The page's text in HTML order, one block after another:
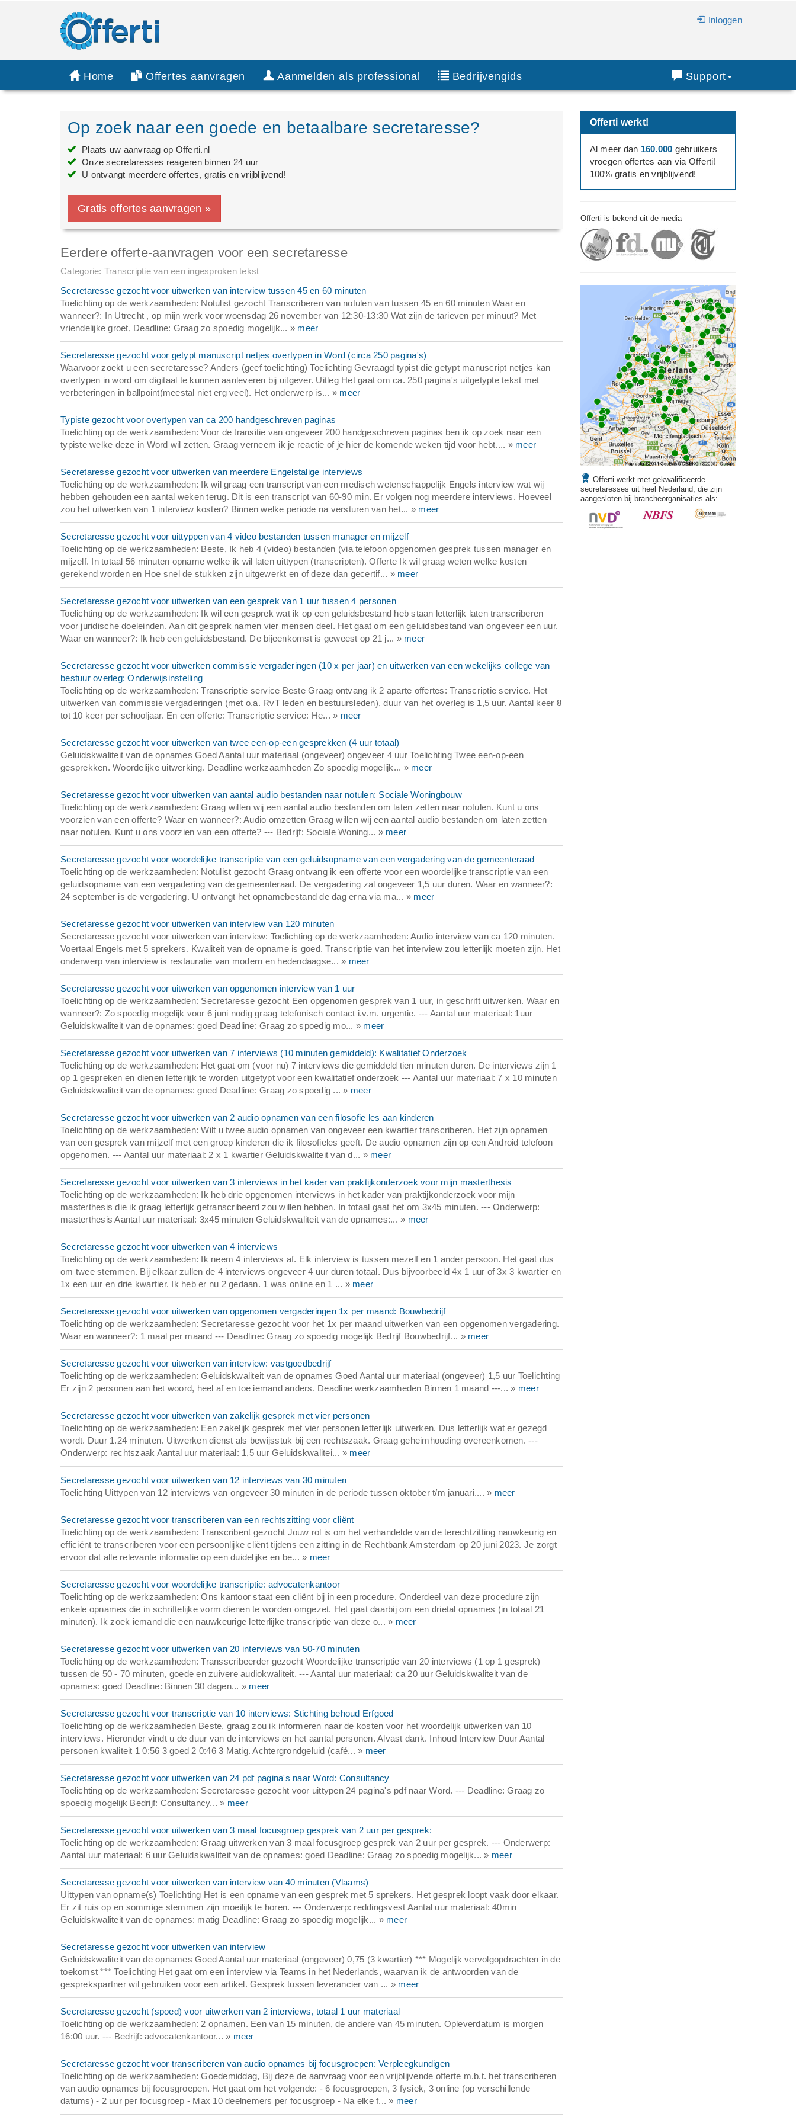
Inloggen
Home Offertes aanvragen Aanmelden als professional Bedrijvengids Support
Op zoek naar een goede en betaalbare secretaresse?
Plaats uw aanvraag op Offerti.nl
Onze secretaresses reageren binnen 24 uur
U ontvangt meerdere offertes, gratis en vrijblijvend!
Gratis offertes aanvragen »
Eerdere offerte-aanvragen voor een secretaresse
Categorie: Transcriptie van een ingesproken tekst
Secretaresse gezocht voor uitwerken van interview tussen 45 en 60 minuten
Toelichting op de werkzaamheden: Notulist gezocht Transcriberen van notulen van tussen 45 en 60 minuten Waar en
wanneer?: In Utrecht , op mijn werk voor woensdag 26 november van 12:30-13:30 Wat zijn de tarieven per minuut? Met
vriendelijke groet, Deadline: Graag zo spoedig mogelijk... » meer
Secretaresse gezocht voor getypt manuscript netjes overtypen in Word (circa 250 pagina's)
Waarvoor zoekt u een secretaresse? Anders (geef toelichting) Toelichting Gevraagd typist die getypt manuscript netjes kan
overtypen in word om digitaal te kunnen aanleveren bij uitgever. Uitleg Het gaat om ca. 250 pagina's uitgetypte tekst met
verbeteringen in ballpoint(meestal niet erg veel). Het onderwerp is... » meer
Typiste gezocht voor overtypen van ca 200 handgeschreven paginas
Toelichting op de werkzaamheden: Voor de transitie van ongeveer 200 handgeschreven paginas ben ik op zoek naar een
typiste welke deze in Word wil zetten. Graag verneem ik je reactie of je hier de komende weken tijd voor hebt.... » meer
Secretaresse gezocht voor uitwerken van meerdere Engelstalige interviews
Toelichting op de werkzaamheden: Ik wil graag een transcript van een medisch wetenschappelijk Engels interview wat wij
hebben gehouden een aantal weken terug. Dit is een transcript van 60-90 min. Er volgen nog meerdere interviews. Hoeveel
zou het uitwerken van 1 interview kosten? Binnen welke periode na versturen van het... » meer
Secretaresse gezocht voor uittyppen van 4 video bestanden tussen manager en mijzelf
Toelichting op de werkzaamheden: Beste, Ik heb 4 (video) bestanden (via telefoon opgenomen gesprek tussen manager en
mijzelf. In totaal 56 minuten opname welke ik wil laten uittypen (transcripten). Offerte Ik wil graag weten welke kosten
gerekend worden en Hoe snel de stukken zijn uitgewerkt en of deze dan gecertif... » meer
Secretaresse gezocht voor uitwerken van een gesprek van 1 uur tussen 4 personen
Toelichting op de werkzaamheden: Ik wil een gesprek wat ik op een geluidsbestand heb staan letterlijk laten transcriberen
voor juridische doeleinden. Aan dit gesprek namen vier mensen deel. Het gaat om een geluidsbestand van ongeveer een uur.
Waar en wanneer?: Ik heb een geluidsbestand. De bijeenkomst is geweest op 21 j... » meer
Secretaresse gezocht voor uitwerken commissie vergaderingen (10 x per jaar) en uitwerken van een wekelijks college van
bestuur overleg: Onderwijsinstelling
Toelichting op de werkzaamheden: Transcriptie service Beste Graag ontvang ik 2 aparte offertes: Transcriptie service. Het
uitwerken van commissie vergaderingen (met o.a. RvT leden en bestuursleden), duur van het overleg is 1,5 uur. Aantal keer 8
tot 10 keer per schooljaar. En een offerte: Transcriptie service: He... » meer
Secretaresse gezocht voor uitwerken van twee een-op-een gesprekken (4 uur totaal)
Geluidskwaliteit van de opnames Goed Aantal uur materiaal (ongeveer) ongeveer 4 uur Toelichting Twee een-op-een
gesprekken. Woordelijke uitwerking. Deadline werkzaamheden Zo spoedig mogelijk... » meer
Secretaresse gezocht voor uitwerken van aantal audio bestanden naar notulen: Sociale Woningbouw
Toelichting op de werkzaamheden: Graag willen wij een aantal audio bestanden om laten zetten naar notulen. Kunt u ons
voorzien van een offerte? Waar en wanneer?: Audio omzetten Graag willen wij een aantal audio bestanden om laten zetten
naar notulen. Kunt u ons voorzien van een offerte? --- Bedrijf: Sociale Woning... » meer
Secretaresse gezocht voor woordelijke transcriptie van een geluidsopname van een vergadering van de gemeenteraad
Toelichting op de werkzaamheden: Notulist gezocht Graag ontvang ik een offerte voor een woordelijke transcriptie van een
geluidsopname van een vergadering van de gemeenteraad. De vergadering zal ongeveer 1,5 uur duren. Waar en wanneer?:
24 september is de vergadering. U ontvangt het opnamebestand de dag erna via ma... » meer
Secretaresse gezocht voor uitwerken van interview van 120 minuten
Secretaresse gezocht voor uitwerken van interview: Toelichting op de werkzaamheden: Audio interview van ca 120 minuten.
Voertaal Engels met 5 sprekers. Kwaliteit van de opname is goed. Transcriptie van het interview zou letterlijk moeten zijn. Het
onderwerp van interview is restauratie van modern en hedendaagse... » meer
Secretaresse gezocht voor uitwerken van opgenomen interview van 1 uur
Toelichting op de werkzaamheden: Secretaresse gezocht Een opgenomen gesprek van 1 uur, in geschrift uitwerken. Waar en
wanneer?: Zo spoedig mogelijk voor 6 juni nodig graag telefonisch contact i.v.m. urgentie. --- Aantal uur materiaal: 1uur
Geluidskwaliteit van de opnames: goed Deadline: Graag zo spoedig mo... » meer
Secretaresse gezocht voor uitwerken van 7 interviews (10 minuten gemiddeld): Kwalitatief Onderzoek
Toelichting op de werkzaamheden: Het gaat om (voor nu) 7 interviews die gemiddeld tien minuten duren. De interviews zijn 1
op 1 gespreken en dienen letterlijk te worden uitgetypt voor een kwalitatief onderzoek --- Aantal uur materiaal: 7 x 10 minuten
Geluidskwaliteit van de opnames: goed Deadline: Graag zo spoedig ... » meer
Secretaresse gezocht voor uitwerken van 2 audio opnamen van een filosofie les aan kinderen
Toelichting op de werkzaamheden: Wilt u twee audio opnamen van ongeveer een kwartier transcriberen. Het zijn opnamen
van een gesprek van mijzelf met een groep kinderen die ik filosofieles geeft. De audio opnamen zijn op een Android telefoon
opgenomen. --- Aantal uur materiaal: 2 x 1 kwartier Geluidskwaliteit van d... » meer
Secretaresse gezocht voor uitwerken van 3 interviews in het kader van praktijkonderzoek voor mijn masterthesis
Toelichting op de werkzaamheden: Ik heb drie opgenomen interviews in het kader van praktijkonderzoek voor mijn
masterthesis die ik graag letterlijk getranscribeerd zou willen hebben. In totaal gaat het om 3x45 minuten. --- Onderwerp:
masterthesis Aantal uur materiaal: 3x45 minuten Geluidskwaliteit van de opnames:... » meer
Secretaresse gezocht voor uitwerken van 4 interviews
Toelichting op de werkzaamheden: Ik neem 4 interviews af. Elk interview is tussen mezelf en 1 ander persoon. Het gaat dus
om twee stemmen. Bij elkaar zullen de 4 interviews ongeveer 4 uur duren totaal. Dus bijvoorbeeld 4x 1 uur of 3x 3 kwartier en
1x een uur en drie kwartier. Ik heb er nu 2 gedaan. 1 was online en 1 ... » meer
Secretaresse gezocht voor uitwerken van opgenomen vergaderingen 1x per maand: Bouwbedrijf
Toelichting op de werkzaamheden: Secretaresse gezocht voor het 1x per maand uitwerken van een opgenomen vergadering.
Waar en wanneer?: 1 maal per maand --- Deadline: Graag zo spoedig mogelijk Bedrijf Bouwbedrijf... » meer
Secretaresse gezocht voor uitwerken van interview: vastgoedbedrijf
Toelichting op de werkzaamheden: Geluidskwaliteit van de opnames Goed Aantal uur materiaal (ongeveer) 1,5 uur Toelichting
Er zijn 2 personen aan het woord, heel af en toe iemand anders. Deadline werkzaamheden Binnen 1 maand ---... » meer
Secretaresse gezocht voor uitwerken van zakelijk gesprek met vier personen
Toelichting op de werkzaamheden: Een zakelijk gesprek met vier personen letterlijk uitwerken. Dus letterlijk wat er gezegd
wordt. Duur 1.24 minuten. Uitwerken dienst als bewijsstuk bij een rechtszaak. Graag geheimhouding overeenkomen. ---
Onderwerp: rechtszaak Aantal uur materiaal: 1,5 uur Geluidskwalitei... » meer
Secretaresse gezocht voor uitwerken van 12 interviews van 30 minuten
Toelichting Uittypen van 12 interviews van ongeveer 30 minuten in de periode tussen oktober t/m januari.... » meer
Secretaresse gezocht voor transcriberen van een rechtszitting voor cliënt
Toelichting op de werkzaamheden: Transcribent gezocht Jouw rol is om het verhandelde van de terechtzitting nauwkeurig en
efficiënt te transcriberen voor een persoonlijke cliënt tijdens een zitting in de Rechtbank Amsterdam op 20 juni 2023. Je zorgt
ervoor dat alle relevante informatie op een duidelijke en be... » meer
Secretaresse gezocht voor woordelijke transcriptie: advocatenkantoor
Toelichting op de werkzaamheden: Ons kantoor staat een cliënt bij in een procedure. Onderdeel van deze procedure zijn
enkele opnames die in schriftelijke vorm dienen te worden omgezet. Het gaat daarbij om een drietal opnames (in totaal 21
minuten). Ik zoek iemand die een nauwkeurige letterlijke transcriptie van deze o... » meer
Secretaresse gezocht voor uitwerken van 20 interviews van 50-70 minuten
Toelichting op de werkzaamheden: Transscribeerder gezocht Woordelijke transcriptie van 20 interviews (1 op 1 gesprek)
tussen de 50 - 70 minuten, goede en zuivere audiokwaliteit. --- Aantal uur materiaal: ca 20 uur Geluidskwaliteit van de
opnames: goed Deadline: Binnen 30 dagen... » meer
Secretaresse gezocht voor transcriptie van 10 interviews: Stichting behoud Erfgoed
Toelichting op de werkzaamheden Beste, graag zou ik informeren naar de kosten voor het woordelijk uitwerken van 10
interviews. Hieronder vindt u de duur van de interviews en het aantal personen. Alvast dank. Inhoud Interview Duur Aantal
personen kwaliteit 1 0:56 3 goed 2 0:46 3 Matig. Achtergrondgeluid (café... » meer
Secretaresse gezocht voor uitwerken van 24 pdf pagina's naar Word: Consultancy
Toelichting op de werkzaamheden: Secretaresse gezocht voor uittypen 24 pagina's pdf naar Word. --- Deadline: Graag zo
spoedig mogelijk Bedrijf: Consultancy... » meer
Secretaresse gezocht voor uitwerken van 3 maal focusgroep gesprek van 2 uur per gesprek:
Toelichting op de werkzaamheden: Graag uitwerken van 3 maal focusgroep gesprek van 2 uur per gesprek. --- Onderwerp:
Aantal uur materiaal: 6 uur Geluidskwaliteit van de opnames: goed Deadline: Graag zo spoedig mogelijk... » meer
Secretaresse gezocht voor uitwerken van interview van 40 minuten (Vlaams)
Uittypen van opname(s) Toelichting Het is een opname van een gesprek met 5 sprekers. Het gesprek loopt vaak door elkaar.
Er zit ruis op en sommige stemmen zijn moeilijk te horen. --- Onderwerp: reddingsvest Aantal uur materiaal: 40min
Geluidskwaliteit van de opnames: matig Deadline: Graag zo spoedig mogelijk... » meer
Secretaresse gezocht voor uitwerken van interview
Geluidskwaliteit van de opnames Goed Aantal uur materiaal (ongeveer) 0,75 (3 kwartier) *** Mogelijk vervolgopdrachten in de
toekomst *** Toelichting Het gaat om een interview via Teams in het Nederlands, waarvan ik de antwoorden van de
gesprekspartner wil gebruiken voor een artikel. Gesprek tussen leverancier van ... » meer
Secretaresse gezocht (spoed) voor uitwerken van 2 interviews, totaal 1 uur materiaal
Toelichting op de werkzaamheden: 2 opnamen. Een van 15 minuten, de andere van 45 minuten. Opleverdatum is morgen
16:00 uur. --- Bedrijf: advocatenkantoor... » meer
Secretaresse gezocht voor transcriberen van audio opnames bij focusgroepen: Verpleegkundigen
Toelichting op de werkzaamheden: Goedemiddag, Bij deze de aanvraag voor een vrijblijvende offerte m.b.t. het transcriberen
van audio opnames bij focusgroepen. Het gaat om het volgende: - 6 focusgroepen, 3 fysiek, 3 online (op verschillende
datums) - 2 uur per focusgroep - Max 10 deelnemers per focusgroep - Na elke f... » meer
Offerti werkt!
Al meer dan 160.000 gebruikers
vroegen offertes aan via Offerti!
100% gratis en vrijblijvend!
Offerti is bekend uit de media
Offerti werkt met gekwalificeerde
secretaresses uit heel Nederland, die zijn
aangesloten bij brancheorganisaties als: